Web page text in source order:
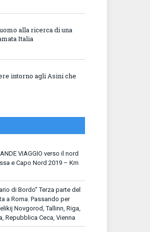
alla ricerca di una
Italia
intorno agli Asini che
VIAGGIO verso il nord
e Capo Nord 2019 – Km
di Bordo” Terza parte del
a Roma. Passando per
Novgorod, Tallinn, Riga,
Repubblica Ceca, Vienna